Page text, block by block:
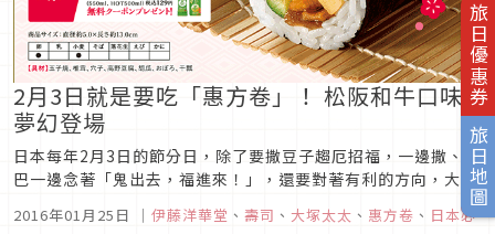
旅日優惠券
旅日地圖
2月3日就是要吃「惠方卷」！ 松阪和牛口味
夢幻登場
日本每年2月3日的節分日，除了要撒豆子趨厄招福，一邊撒、嘴
巴一邊念著「鬼出去，福進來！」，還要對著有利的方向，大口
2016年01月25日 ｜ 伊藤洋華堂 、 壽司 、 大塚太太 、 惠方卷 、 日本必